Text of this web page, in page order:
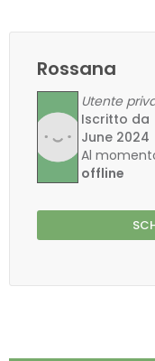
Rossana
Utente
Iscritto da
June 2024
Al
offline